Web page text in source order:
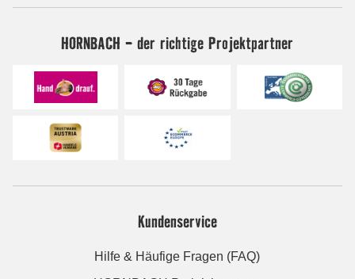
HORNBACH - der richtige Projektpartner
Kundenservice
Hilfe & Häufige Fragen (FAQ)